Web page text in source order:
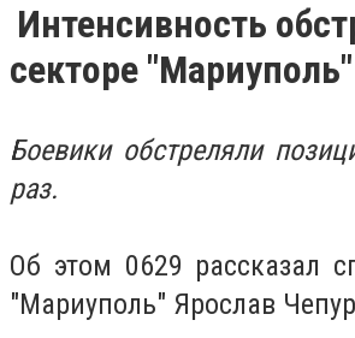
Интенсивность
секторе
Боевики обстреляли
раз.
Об этом 0629 рассказал
"Мариуполь" Ярослав